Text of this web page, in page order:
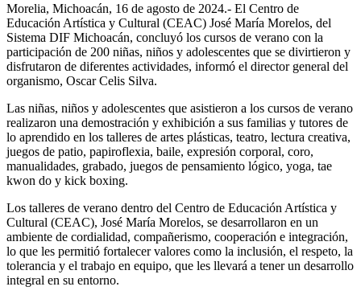
Morelia, Michoacán, 16 de agosto de 2024.- El Centro de
Educación Artística y Cultural (CEAC) José María Morelos, del
Sistema DIF Michoacán, concluyó los cursos de verano con la
participación de 200 niñas, niños y adolescentes que se divirtieron y
disfrutaron de diferentes actividades, informó el director general del
organismo, Oscar Celis Silva.
Las niñas, niños y adolescentes que asistieron a los cursos de verano
realizaron una demostración y exhibición a sus familias y tutores de
lo aprendido en los talleres de artes plásticas, teatro, lectura creativa,
juegos de patio, papiroflexia, baile, expresión corporal, coro,
manualidades, grabado, juegos de pensamiento lógico, yoga, tae
kwon do y kick boxing.
Los talleres de verano dentro del Centro de Educación Artística y
Cultural (CEAC), José María Morelos, se desarrollaron en un
ambiente de cordialidad, compañerismo, cooperación e integración,
lo que les permitió fortalecer valores como la inclusión, el respeto, la
tolerancia y el trabajo en equipo, que les llevará a tener un desarrollo
integral en su entorno.